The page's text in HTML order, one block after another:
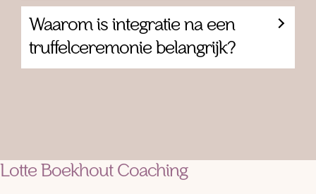
Waarom is integratie na een
truffelceremonie belangrijk?
Lotte Boekhout Coaching